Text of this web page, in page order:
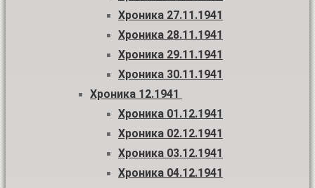
Хроника 27.11.1941
Хроника 28.11.1941
Хроника 29.11.1941
Хроника 30.11.1941
Хроника 12.1941
Хроника 01.12.1941
Хроника 02.12.1941
Хроника 03.12.1941
Хроника 04.12.1941